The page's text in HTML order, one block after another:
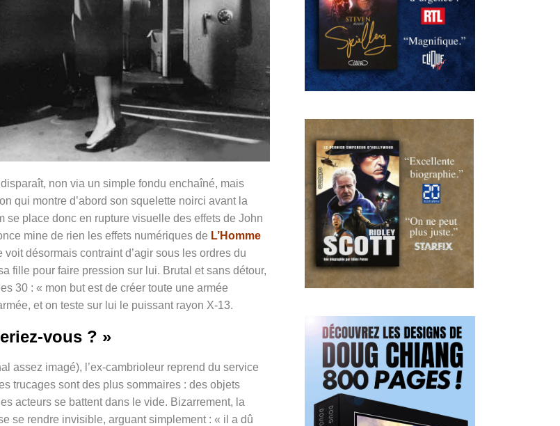
non via un simple fondu enchaîné, mais
qui montre d’abord son squelette noirci avant la
place donc en rupture visuelle des effets de John
mine de rien les effets numériques de L’Homme
désormais contraint d’agir sous les ordres du
fille pour faire pression sur lui. Brutal et sans détour,
30 : « mon but est de créer toute une armée
et on teste sur lui le puissant rayon X-13.
vous ? »
assez imagé), l’ex-cambrioleur reprend du service
trucages sont des plus sommaires : des objets
acteurs se battent dans le vide. Bizarrement, la
se rendre invisible, arguant simplement : « il a dû